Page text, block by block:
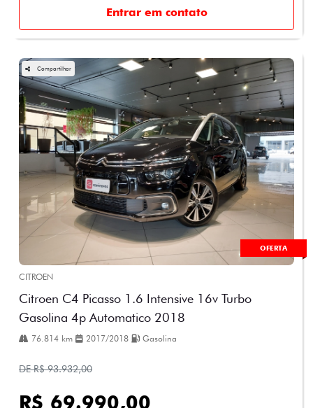
Entrar em contato
OFERTA
Compartilhar
CITROEN
Citroen C4 Picasso 1.6 Intensive 16v Turbo
Gasolina 4p Automatico 2018
76.814 km 2017/2018 Gasolina
DE R$ 93.932,00
R$ 69.990,00